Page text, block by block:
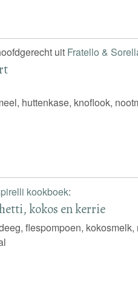
uit Fratello &
huttenkase, knoflook,
kookboek:
kokos en kerrie
flespompoen,